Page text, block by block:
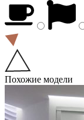
Похожие модели